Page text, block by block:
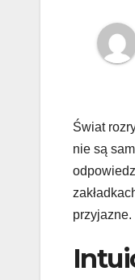
Świat
nie są
przyjazne.